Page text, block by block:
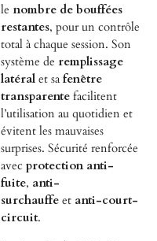
le nombre de bouffées
restantes, pour un contrôle
total à chaque session. Son
système de remplissage
latéral et sa fenêtre
transparente facilitent
l’utilisation au quotidien et
évitent les mauvaises
surprises. Sécurité renforcée
avec protection anti-
fuite, anti-
surchauffe et anti-court-
circuit.